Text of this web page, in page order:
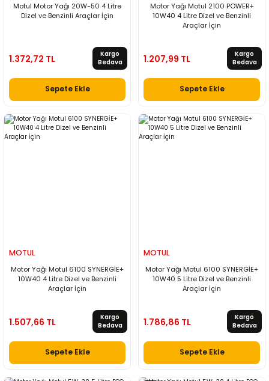
Motul Motor Yağı 20W-50 4 Litre
Dizel ve Benzinli Araçlar İçin
1.372,72 TL
Kargo
Bedava
Sepete Ekle
Motor Yağı Motul 2100 POWER+
10W40 4 Litre Dizel ve Benzinli
Araçlar İçin
1.207,99 TL
Kargo
Bedava
Sepete Ekle
MOTUL
Motor Yağı Motul 6100 SYNERGİE+
10W40 4 Litre Dizel ve Benzinli
Araçlar İçin
1.507,66 TL
Kargo
Bedava
Sepete Ekle
MOTUL
Motor Yağı Motul 6100 SYNERGİE+
10W40 5 Litre Dizel ve Benzinli
Araçlar İçin
1.786,86 TL
Kargo
Bedava
Sepete Ekle